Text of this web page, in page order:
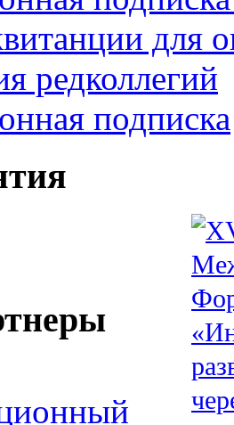
для
редколлегий
подписка